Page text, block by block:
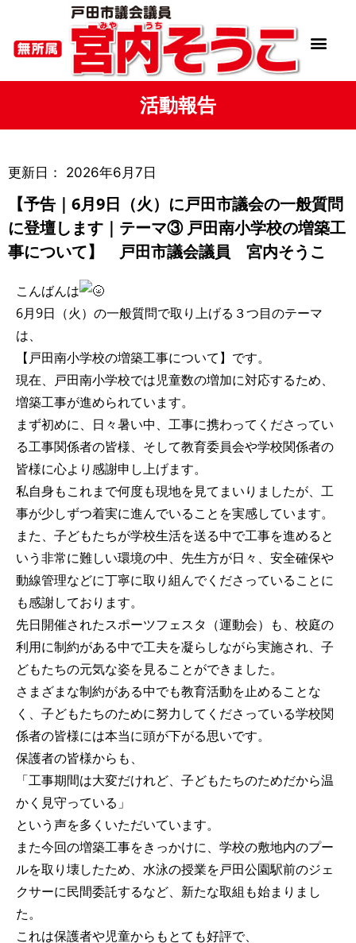
活動報告
更新日： 2026年6月7日
【予告｜6月9日（火）に戸田市議会の一般質問
に登壇します｜テーマ③ 戸田南小学校の増築工
事について】 戸田市議会議員 宮内そうこ
こんばんは
6月9日（火）の一般質問で取り上げる３つ目のテーマ
は、
【戸田南小学校の増築工事について】です。
現在、戸田南小学校では児童数の増加に対応するため、
増築工事が進められています。
まず初めに、日々暑い中、工事に携わってくださってい
る工事関係者の皆様、そして教育委員会や学校関係者の
皆様に心より感謝申し上げます。
私自身もこれまで何度も現地を見てまいりましたが、工
事が少しずつ着実に進んでいることを実感しています。
また、子どもたちが学校生活を送る中で工事を進めると
いう非常に難しい環境の中、先生方が日々、安全確保や
動線管理などに丁寧に取り組んでくださっていることに
も感謝しております。
先日開催されたスポーツフェスタ（運動会）も、校庭の
利用に制約がある中で工夫を凝らしながら実施され、子
どもたちの元気な姿を見ることができました。
さまざまな制約がある中でも教育活動を止めることな
く、子どもたちのために努力してくださっている学校関
係者の皆様には本当に頭が下がる思いです。
保護者の皆様からも、
「工事期間は大変だけれど、子どもたちのためだから温
かく見守っている」
という声を多くいただいています。
また今回の増築工事をきっかけに、学校の敷地内のプー
ルを取り壊したため、水泳の授業を戸田公園駅前のジェ
クサーに民間委託するなど、新たな取組も始まりまし
た。
これは保護者や児童からもとても好評で、